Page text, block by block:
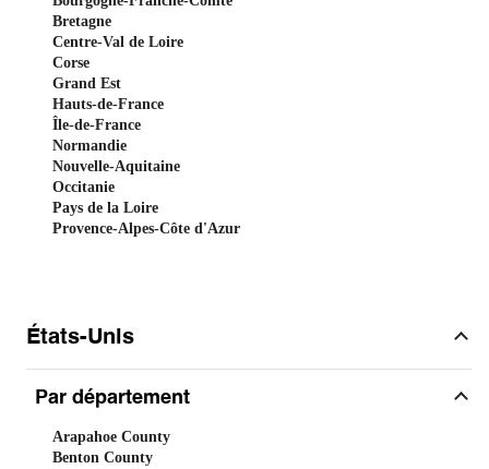
Bretagne
Centre-Val de Loire
Corse
Grand Est
Hauts-de-France
Île-de-France
Normandie
Nouvelle-Aquitaine
Occitanie
Pays de la Loire
Provence-Alpes-Côte d'Azur
États-Unis
Par département
Arapahoe County
Benton County